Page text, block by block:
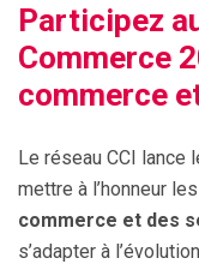
Participez
Commerce
commerce
Le réseau CCI lance
mettre à l’honneur
commerce et des
s’adapter à